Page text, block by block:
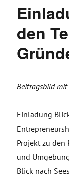
den
Beitragsbild
Einladung
Projekt zu
und
Blick nach